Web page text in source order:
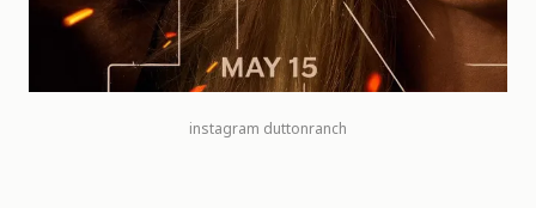
instagram duttonranch